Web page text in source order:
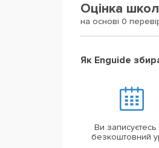
Оцінка
на основі 0
Як Enguide
Ви записуєтесь
безкоштовний